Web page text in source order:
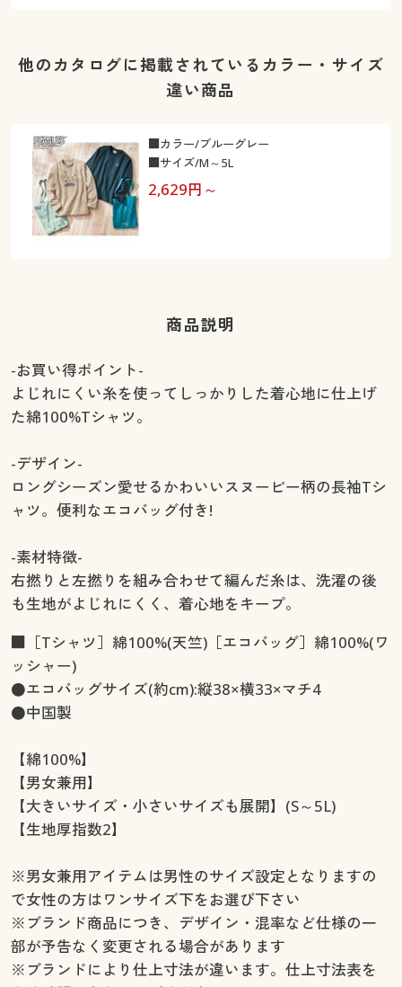
他のカタログに掲載されているカラー・サイズ
違い商品
2,629円～
■カラー/ブルーグレー
■サイズ/M～5L
商品説明
-お買い得ポイント-
よじれにくい糸を使ってしっかりした着心地に仕上げ
た綿100%Tシャツ。
-デザイン-
ロングシーズン愛せるかわいいスヌーピー柄の長袖Tシ
ャツ。便利なエコバッグ付き!
-素材特徴-
右撚りと左撚りを組み合わせて編んだ糸は、洗濯の後
も生地がよじれにくく、着心地をキープ。
■［Tシャツ］綿100%(天竺)［エコバッグ］綿100%(ワ
ッシャー)
●エコバッグサイズ(約cm):縦38×横33×マチ4
●中国製
【綿100%】
【男女兼用】
【大きいサイズ・小さいサイズも展開】(S～5L)
【生地厚指数2】
※男女兼用アイテムは男性のサイズ設定となりますの
で女性の方はワンサイズ下をお選び下さい
※ブランド商品につき、デザイン・混率など仕様の一
部が予告なく変更される場合があります
※ブランドにより仕上寸法が違います。仕上寸法表を